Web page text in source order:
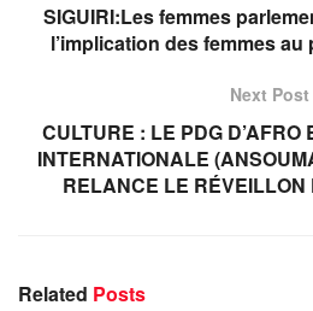
SIGUIRI:Les femmes
l’implication des femmes
Next Post
CULTURE : LE PDG
INTERNATIONALE
RELANCE LE
Related Posts